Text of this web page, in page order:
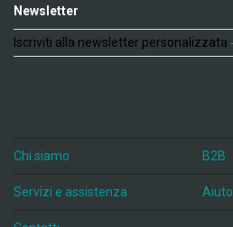
Newsletter
Iscriviti alla newsletter personalizzata
Chi siamo B2B
Servizi e assistenza Aiuto